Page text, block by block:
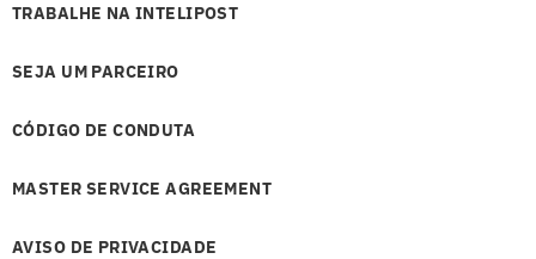
TRABALHE NA INTELIPOST
SEJA UM PARCEIRO
CÓDIGO DE CONDUTA
MASTER SERVICE AGREEMENT
AVISO DE PRIVACIDADE